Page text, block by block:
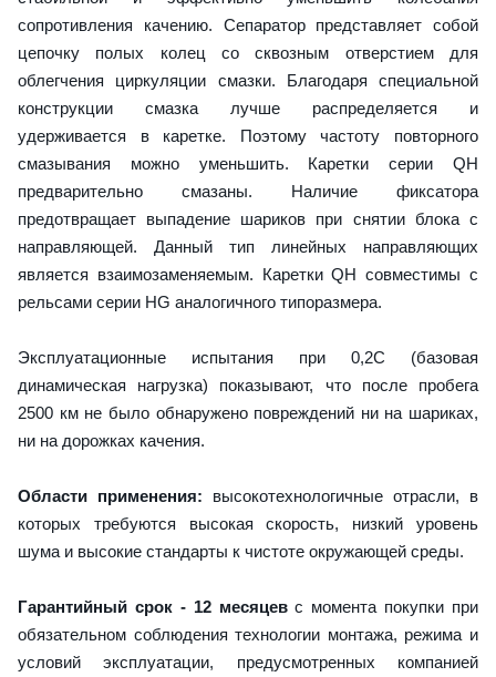
сопротивления качению. Сепаратор представляет собой
цепочку полых колец со сквозным отверстием для
облегчения циркуляции смазки. Благодаря специальной
конструкции смазка лучше распределяется и
удерживается в каретке. Поэтому частоту повторного
смазывания можно уменьшить. Каретки серии QH
предварительно смазаны. Наличие фиксатора
предотвращает выпадение шариков при снятии блока с
направляющей. Данный тип линейных направляющих
является взаимозаменяемым. Каретки QH совместимы с
рельсами серии HG аналогичного типоразмера.
Эксплуатационные испытания при 0,2C (базовая
динамическая нагрузка) показывают, что после пробега
2500 км не было обнаружено повреждений ни на шариках,
ни на дорожках качения.
Области применения: высокотехнологичные отрасли, в
которых требуются высокая скорость, низкий уровень
шума и высокие стандарты к чистоте окружающей среды.
Гарантийный срок - 12 месяцевс момента покупки при
обязательном соблюдения технологии монтажа, режима и
условий эксплуатации, предусмотренных компанией